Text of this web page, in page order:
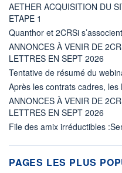
AETHER ACQUISITION DU
ETAPE 1
Quanthor et 2CRSi
ANNONCES À VENIR DE
LETTRES EN SEPT 2026
Tentative de résumé du
Après les contrats cadres,
ANNONCES À VENIR DE
LETTRES EN SEPT 2026
File des amix irréductibles
PAGES LES PLUS